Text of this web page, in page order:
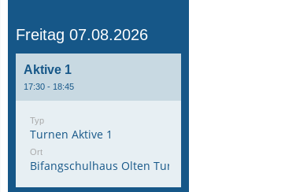
Freitag 07.08.2026
Aktive 1
17:30 - 18:45
Typ
Turnen Aktive 1
Ort
Bifangschulhaus Olten Turnhalle 1